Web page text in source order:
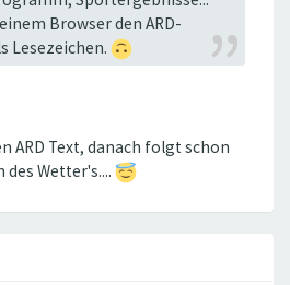
Browser den ARD-
Lesezeichen.
ARD Text, danach folgt schon
des Wetter's....